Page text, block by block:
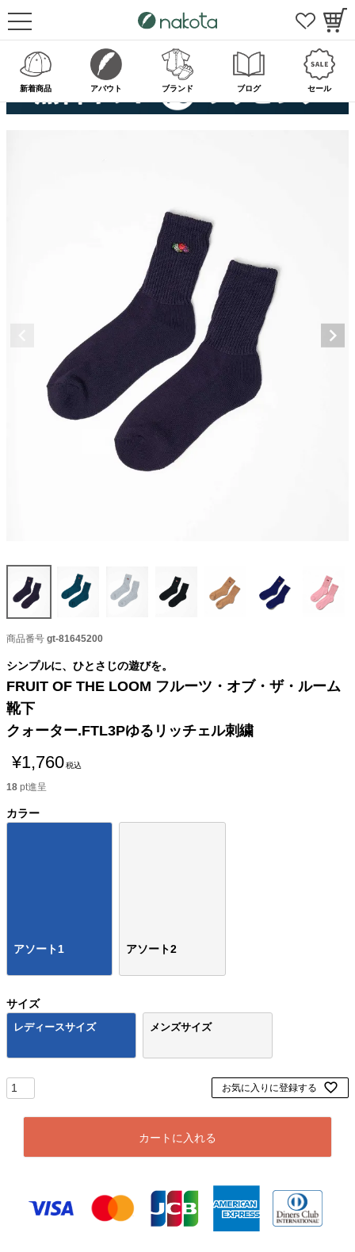
新着商品 アバウト ブランド ブログ セール
商品番号 gt-81645200
シンプルに、ひとさじの遊びを。
FRUIT OF THE LOOM フルーツ・オブ・ザ・ルーム
靴下
クォーター.FTL3Pゆるリッチェル刺繍
¥1,760税込
18 pt進呈
カラー
アソート1 アソート2
サイズ
レディースサイズ メンズサイズ
お気に入りに登録する
カートに入れる